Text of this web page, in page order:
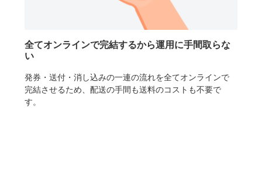
全てオンラインで完結するから運用に手間取らな
い
発券・送付・消し込みの一連の流れを全てオンラインで
完結させるため、配送の手間も送料のコストも不要で
す。